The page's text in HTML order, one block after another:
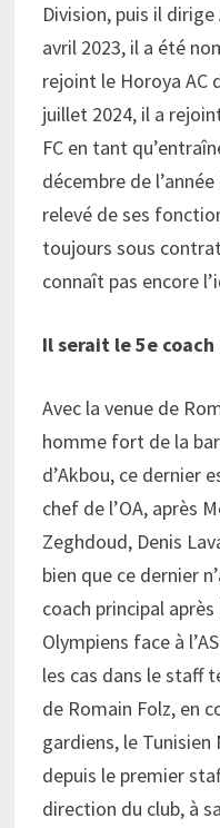
Division, puis il dirige
avril 2023, il a été
rejoint le Horoya AC
juillet 2024, il a
FC en tant
décembre de
relevé de ses
toujours sous
connaît pas encore
Il serait le 5e
Avec la venue de
homme fort de la
d’Akbou, ce dernier
chef de l’OA, après
Zeghdoud, Denis
bien que ce dernier
coach principal
Olympiens face à
les cas dans le staff
de Romain Folz, en
gardiens, le
depuis le premier
direction du club, à